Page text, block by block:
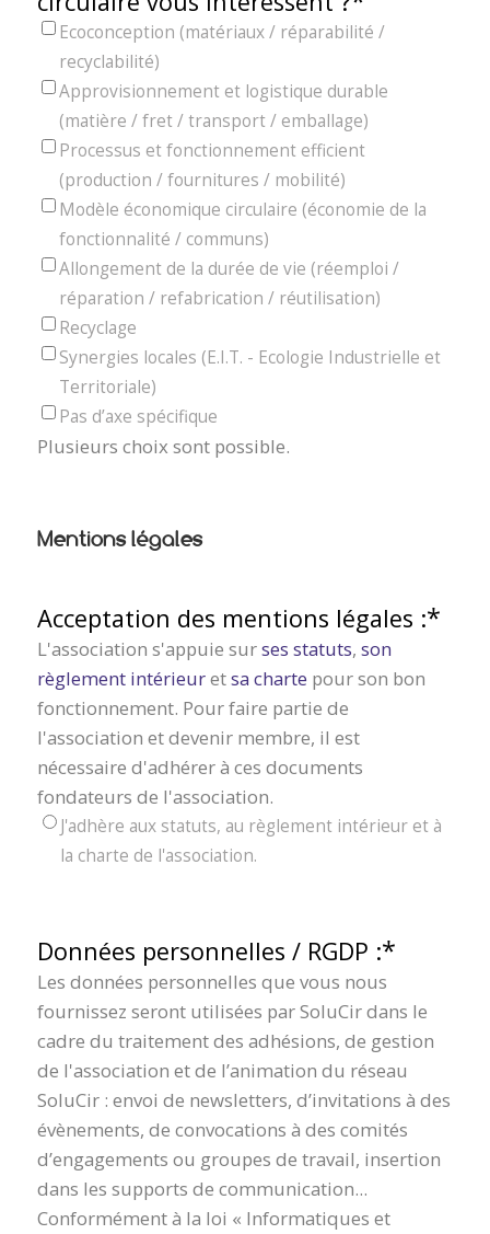
Ecoconception (matériaux / réparabilité /
recyclabilité)
Approvisionnement et logistique durable
(matière / fret / transport / emballage)
Processus et fonctionnement efficient
(production / fournitures / mobilité)
Modèle économique circulaire (économie de la
fonctionnalité / communs)
Allongement de la durée de vie (réemploi /
réparation / refabrication / réutilisation)
Recyclage
Synergies locales (E.I.T. - Ecologie Industrielle et
Territoriale)
Pas d’axe spécifique
Plusieurs choix sont possible.
Mentions légales
Acceptation des mentions légales :*
L'association s'appuie surses statuts, son
règlement intérieuretsa charte pour son bon
fonctionnement. Pour faire partie de
l'association et devenir membre, il est
nécessaire d'adhérer à ces documents
fondateurs de l'association.
J'adhère aux statuts, au règlement intérieur et à
la charte de l'association.
Données personnelles / RGDP :*
Les données personnelles que vous nous
fournissez seront utilisées par SoluCir dans le
cadre du traitement des adhésions, de gestion
de l'association et de l’animation du réseau
SoluCir : envoi de newsletters, d’invitations à des
évènements, de convocations à des comités
d’engagements ou groupes de travail, insertion
dans les supports de communication...
Conformément à la loi « Informatiques et